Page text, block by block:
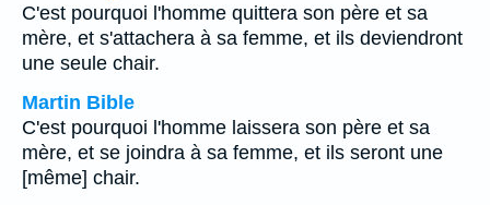
C'est pourquoi l'homme quittera son père et sa
mère, et s'attachera à sa femme, et ils deviendront
une seule chair.
Martin Bible
C'est pourquoi l'homme laissera son père et sa
mère, et se joindra à sa femme, et ils seront une
[même] chair.